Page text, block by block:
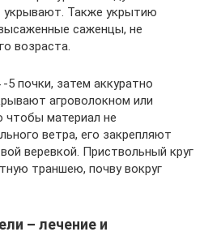
укрывают. Также укрытию
саженцы, не
возраста.
почки, затем аккуратно
агроволокном или
чтобы материал не
ветра, его закрепляют
веревкой. Приствольный круг
траншею, почву вокруг
– лечение и